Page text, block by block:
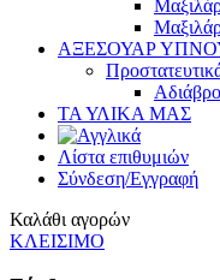
ΑΞΕΣΟΥΑΡ
ΤΑ ΥΛΙΚΑ ΜΑΣ
Λίστα επιθυμιών
Σύνδεση/Εγγραφή
Καλάθι αγορών
ΚΛΕΙΣΙΜΟ